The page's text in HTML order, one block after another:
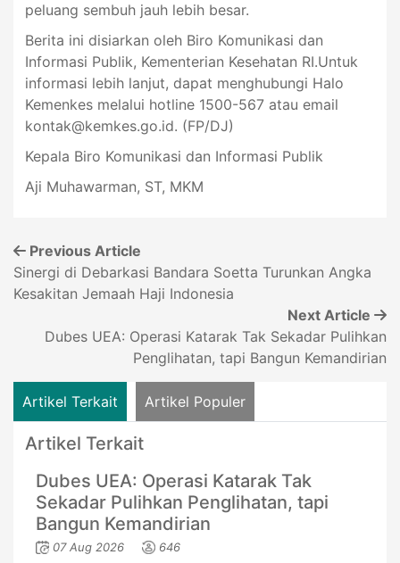
peluang sembuh jauh lebih besar.
Berita ini disiarkan oleh Biro Komunikasi dan
Informasi Publik, Kementerian Kesehatan RI.Untuk
informasi lebih lanjut, dapat menghubungi Halo
Kemenkes melalui hotline 1500-567 atau email
kontak@kemkes.go.id. (FP/DJ)
Kepala Biro Komunikasi dan Informasi Publik
Aji Muhawarman, ST, MKM
Previous Article
Sinergi di Debarkasi Bandara Soetta Turunkan Angka
Kesakitan Jemaah Haji Indonesia
Next Article
Dubes UEA: Operasi Katarak Tak Sekadar Pulihkan
Penglihatan, tapi Bangun Kemandirian
Artikel Terkait Artikel Populer
Artikel Terkait
Dubes UEA: Operasi Katarak Tak
Sekadar Pulihkan Penglihatan, tapi
Bangun Kemandirian
07 Aug 2026 646